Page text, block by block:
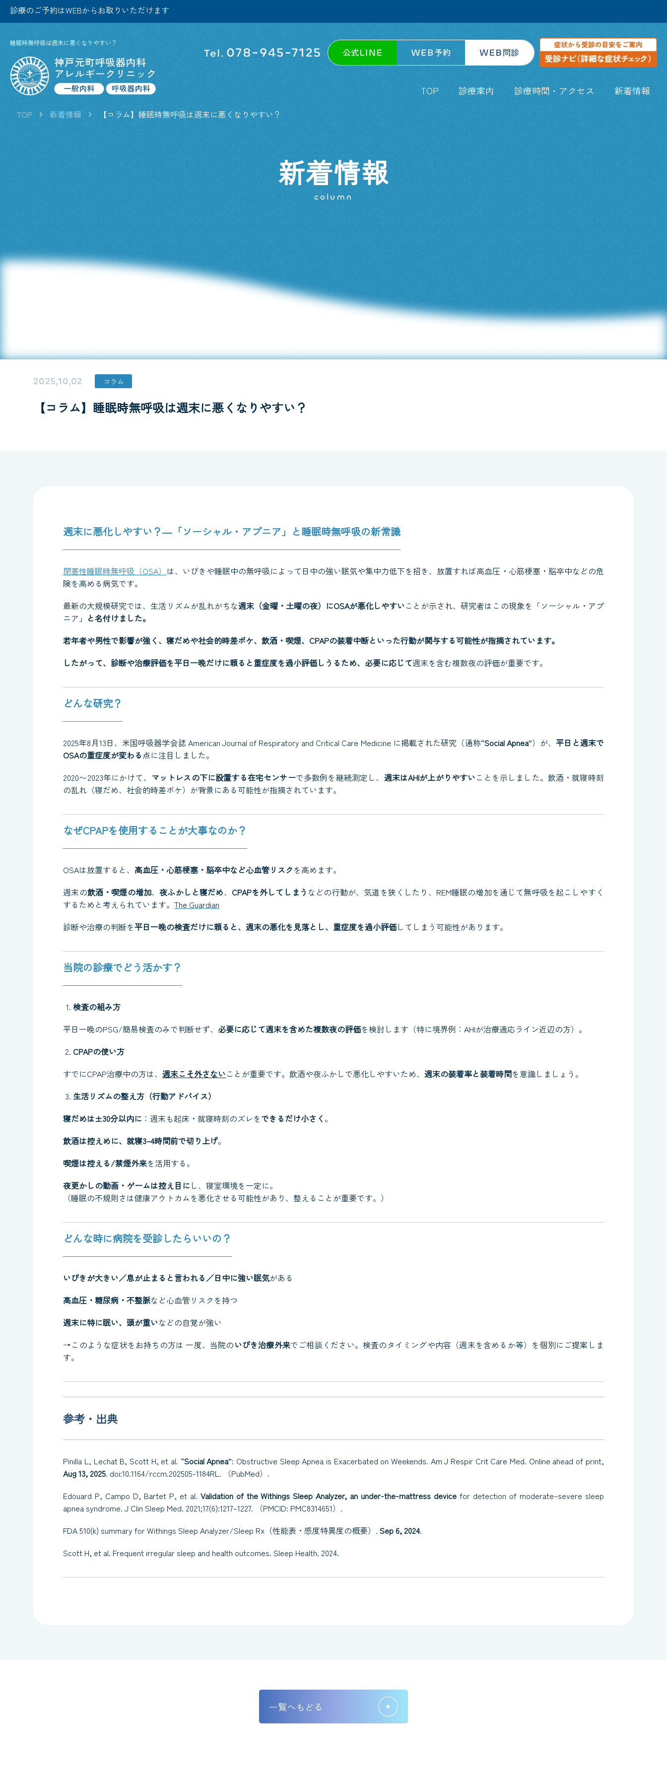
診療のご予約はWEBからお取りいただけます
睡眠時無呼吸は週末に悪くなりやすい？
TOP 診療案内 診療時間・アクセス 新着情報
TOP 新着情報 【コラム】睡眠時無呼吸は週末に悪くなりやすい？
新着情報
column
2025,10,02 コラム
【コラム】睡眠時無呼吸は週末に悪くなりやすい？
週末に悪化しやすい？―「ソーシャル・アプニア」と睡眠時無呼吸の新常識
閉塞性睡眠時無呼吸（OSA） は、いびきや睡眠中の無呼吸によって日中の強い眠気や集中力低下を招き、放置すれば高血圧・心筋梗塞・脳卒中などの危
険を高める病気です。
最新の大規模研究では、生活リズムが乱れがちな週末（金曜・土曜の夜）にOSAが悪化しやすいことが示され、研究者はこの現象を「ソーシャル・アプ
ニア」 と名付けました。
若年者や男性で影響が強く、寝だめや社会的時差ボケ、飲酒・喫煙、CPAPの装着中断といった行動が関与する可能性が指摘されています。
したがって、診断や治療評価を平日一晩だけに頼ると重症度を過小評価しうるため、必要に応じて週末を含む複数夜の評価が重要です。
どんな研究？
2025年8月13日、米国呼吸器学会誌American Journal of Respiratory and Critical Care Medicine に掲載された研究（通称“Social Apnea”）が、平日と週末で
OSAの重症度が変わる点に注目しました。
2020〜2023年にかけて、 マットレスの下に設置する在宅センサーで多数例を継続測定し、 週末はAHIが上がりやすいことを示しました。飲酒・就寝時刻
の乱れ（寝だめ、社会的時差ボケ）が背景にある可能性が指摘されています。
なぜCPAPを使用することが大事なのか？
OSAは放置すると、 高血圧・心筋梗塞・脳卒中など心血管リスクを高めます。
週末の飲酒・喫煙の増加、夜ふかしと寝だめ、 CPAPを外してしまう などの行動が、気道を狭くしたり、REM睡眠の増加を通じて無呼吸を起こしやすく
するためと考えられています。The Guardian
診断や治療の判断を平日一晩の検査だけに頼ると、週末の悪化を見落とし、重症度を過小評価してしまう可能性があります。
当院の診療でどう活かす？
検査の組み方
平日一晩のPSG/簡易検査のみで判断せず、 必要に応じて週末を含めた複数夜の評価を検討します（特に境界例：AHIが治療適応ライン近辺の方）。
CPAPの使い方
すでにCPAP治療中の方は、週末こそ外さないことが重要です。飲酒や夜ふかしで悪化しやすいため、週末の装着率と装着時間を意識しましょう。
生活リズムの整え方（行動アドバイス）
寝だめは±30分以内に ：週末も起床・就寝時刻のズレをできるだけ小さく 。
飲酒は控えめに、就寝3–4時間前で切り上げ。
喫煙は控える/禁煙外来を活用する。
夜更かしの動画・ゲームは控え目に し、寝室環境を一定に。
（睡眠の不規則さは健康アウトカムを悪化させる可能性があり、整えることが重要です。）
どんな時に病院を受診したらいいの？
いびきが大きい／息が止まると言われる／日中に強い眠気がある
高血圧・糖尿病・不整脈など心血管リスクを持つ
週末に特に眠い、頭が重いなどの自覚が強い
→このような症状をお持ちの方は 一度、当院のいびき治療外来でご相談ください。検査のタイミングや内容（週末を含めるか等）を個別にご提案しま
す。
参考・出典
Pinilla L, Lechat B, Scott H, et al. “Social Apnea”: Obstructive Sleep Apnea is Exacerbated on Weekends. Am J Respir Crit Care Med. Online ahead of print,
Aug 13, 2025. doi:10.1164/rccm.202505-1184RL. （PubMed）.
Edouard P, Campo D, Bartet P, et al. Validation of the Withings Sleep Analyzer, an under-the-mattress device for detection of moderate–severe sleep
apnea syndrome.J Clin Sleep Med. 2021;17(6):1217–1227. （PMCID: PMC8314651）.
FDA 510(k) summary for Withings Sleep Analyzer/Sleep Rx（性能表・感度特異度の概要）.Sep 6, 2024.
Scott H, et al. Frequent irregular sleep and health outcomes.Sleep Health. 2024.
一覧へもどる